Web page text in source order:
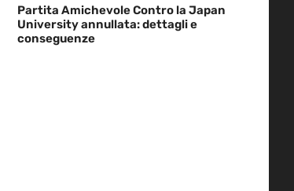
Partita Amichevole Contro la Japan
University annullata: dettagli e
conseguenze